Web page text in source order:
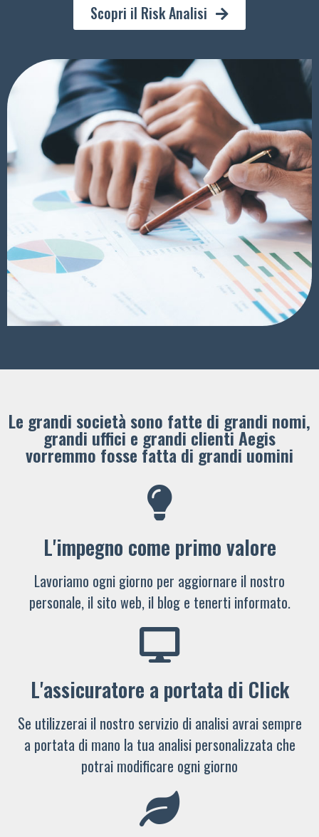
Scopri il Risk Analisi
Le grandi società sono fatte di grandi nomi,
grandi uffici e grandi clienti ​Aegis
vorremmo fosse fatta di grandi uomini
L'impegno come primo valore
Lavoriamo ogni giorno per aggiornare il nostro
personale, il sito web, il blog e tenerti informato.
L'assicuratore a portata di Click
Se utilizzerai il nostro servizio di analisi avrai sempre
a portata di mano la tua analisi personalizzata che
potrai modificare ogni giorno